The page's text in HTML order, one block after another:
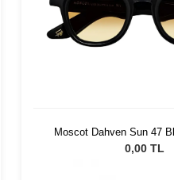
Moscot Dahven Sun 47
Fade
0,00 TL